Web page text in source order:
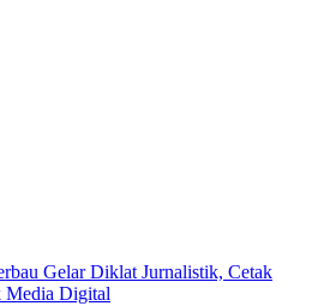
Gelar Diklat Jurnalistik, Cetak
Media Digital